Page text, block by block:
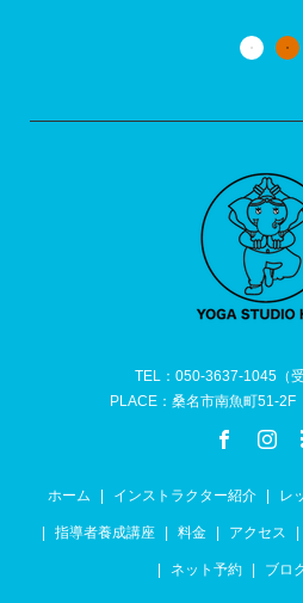
TEL：050-3637-1045（
PLACE：桑名市南魚町51-2F
ホーム インストラクター紹介 レ
指導者養成講座 料金 アクセス
ネット予約 ブロ